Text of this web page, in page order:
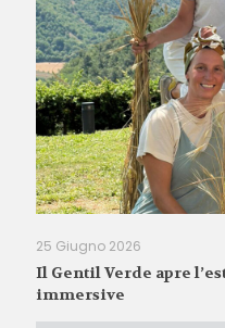
25 Giugno 2026
Il Gentil Verde apre
immersive